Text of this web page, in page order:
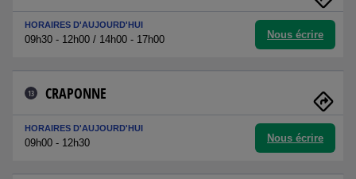
HORAIRES D'AUJOURD'HUI
09h30 - 12h00 / 14h00 - 17h00 Nous écrire
13 CRAPONNE
HORAIRES D'AUJOURD'HUI
09h00 - 12h30 Nous écrire